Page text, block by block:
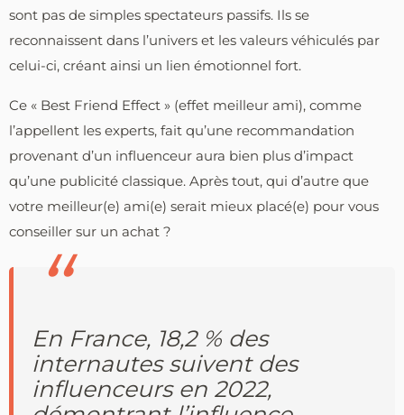
sont pas de simples spectateurs passifs. Ils se
reconnaissent dans l’univers et les valeurs véhiculés par
celui-ci, créant ainsi un lien émotionnel fort.
Ce « Best Friend Effect » (effet meilleur ami), comme
l’appellent les experts, fait qu’une recommandation
provenant d’un influenceur aura bien plus d’impact
qu’une publicité classique. Après tout, qui d’autre que
votre meilleur(e) ami(e) serait mieux placé(e) pour vous
conseiller sur un achat ?
En France, 18,2 % des
internautes suivent des
influenceurs en 2022,